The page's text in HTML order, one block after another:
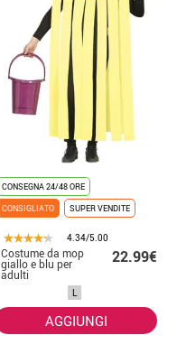
CONSEGNA 24/48 ORE
CONSIGLIATO
SUPER VENDITE
4.34/5.00
Costume da mop
giallo e blu per
adulti
22.99€
L
AGGIUNGI